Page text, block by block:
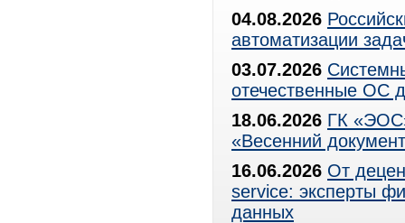
04.08.2026
автоматизации
03.07.2026
отечественные ОС
18.06.2026 ГК
«Весенний
16.06.2026 От
service: эксперты
данных